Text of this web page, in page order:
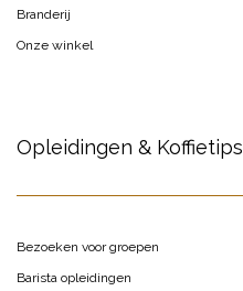
Branderij
Onze winkel
Opleidingen & Koffietips
Bezoeken voor groepen
Barista opleidingen